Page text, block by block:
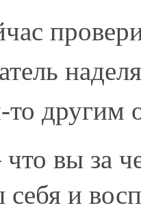
то
вы за
себя и